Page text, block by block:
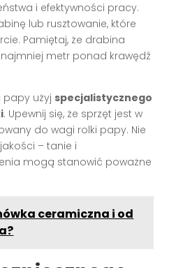
i efektywności pracy.
lub rusztowanie, które
Pamiętaj, że drabina
metr ponad krawędź
użyj specjalistycznego
. Upewnij się, że sprzęt jest w
do wagi rolki papy. Nie
– tanie i
mogą stanowić poważne
ceramiczna i od